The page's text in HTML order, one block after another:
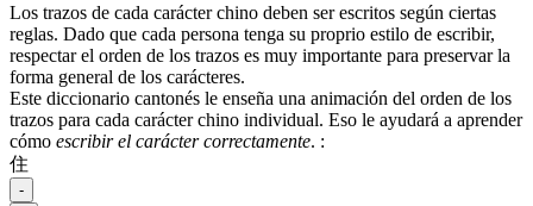
Los trazos de cada carácter chino deben ser escritos según ciertas
reglas. Dado que cada persona tenga su proprio estilo de escribir,
respectar el orden de los trazos es muy importante para preservar la
forma general de los carácteres.
Este diccionario cantonés le enseña una animación del orden de los
trazos para cada carácter chino individual. Eso le ayudará a aprender
cómo escribir el carácter correctamente. :
住
-